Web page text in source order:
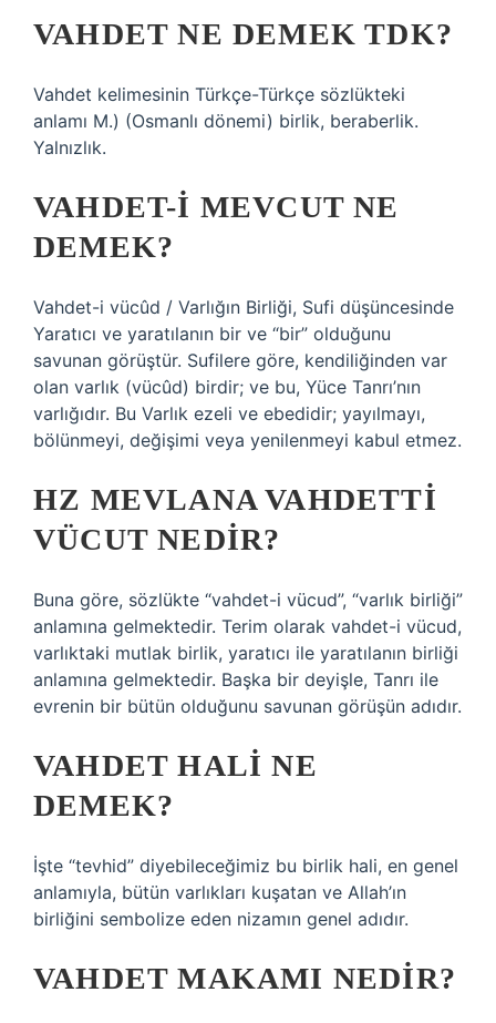
VAHDET NE DEMEK TDK?
Vahdet kelimesinin Türkçe-Türkçe sözlükteki
anlamı M.) (Osmanlı dönemi) birlik, beraberlik.
Yalnızlık.
VAHDET-I MEVCUT NE
DEMEK?
Vahdet-i vücûd / Varlığın Birliği, Sufi düşüncesinde
Yaratıcı ve yaratılanın bir ve “bir” olduğunu
savunan görüştür. Sufilere göre, kendiliğinden var
olan varlık (vücûd) birdir; ve bu, Yüce Tanrı’nın
varlığıdır. Bu Varlık ezeli ve ebedidir; yayılmayı,
bölünmeyi, değişimi veya yenilenmeyi kabul etmez.
HZ MEVLANA VAHDETTI
VÜCUT NEDIR?
Buna göre, sözlükte “vahdet-i vücud”, “varlık birliği”
anlamına gelmektedir. Terim olarak vahdet-i vücud,
varlıktaki mutlak birlik, yaratıcı ile yaratılanın birliği
anlamına gelmektedir. Başka bir deyişle, Tanrı ile
evrenin bir bütün olduğunu savunan görüşün adıdır.
VAHDET HALI NE
DEMEK?
İşte “tevhid” diyebileceğimiz bu birlik hali, en genel
anlamıyla, bütün varlıkları kuşatan ve Allah’ın
birliğini sembolize eden nizamın genel adıdır.
VAHDET MAKAMI NEDIR?